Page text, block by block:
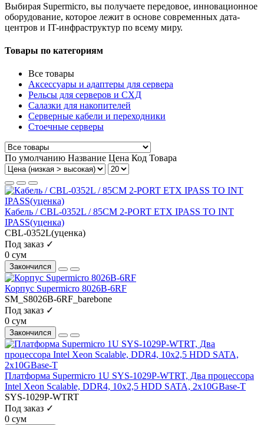
Выбирая Supermicro, вы получаете передовое, инновационное
оборудование, которое лежит в основе современных дата-
центров и IT-инфраструктур по всему миру.
Товары по категориям
Все товары
Аксессуары и адаптеры для сервера
Рельсы для серверов и СХД
Салазки для накопителей
Серверные кабели и переходники
Стоечные серверы
По умолчанию Название Цена Код Товара
Кабель / CBL-0352L / 85CM 2-PORT ETX IPASS TO INT
IPASS(уценка)
CBL-0352L(уценка)
Под заказ ✓
0 сум
Закончился
Корпус Supermicro 8026B-6RF
SM_S8026B-6RF_barebone
Под заказ ✓
0 сум
Закончился
Платформа Supermicro 1U SYS-1029P-WTRT, Два процессора
Intel Xeon Scalable, DDR4, 10x2,5 HDD SATA, 2x10GBase-T
SYS-1029P-WTRT
Под заказ ✓
0 сум